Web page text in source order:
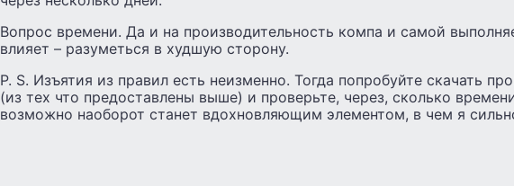
Вопрос времени. Да и на производительность компа и самой
влияет – разуметься в худшую сторону.
P. S. Изъятия из правил есть неизменно. Тогда попробуйте скачать
(из тех что предоставлены выше) и проверьте, через, сколько
возможно наоборот станет вдохновляющим элементом, в чем я